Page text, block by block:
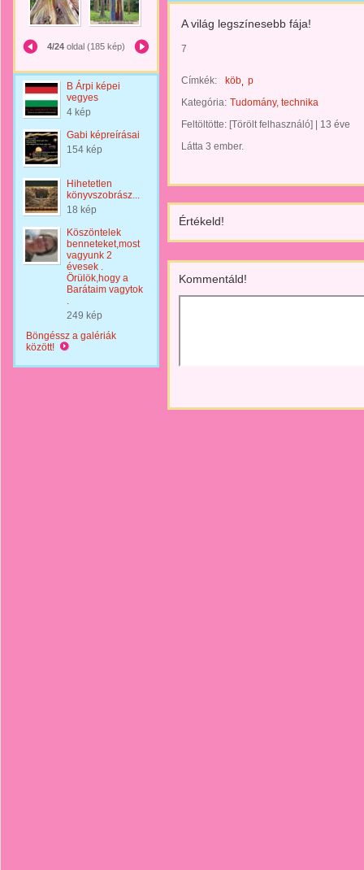
4/24 oldal (185 kép)
B Árpi képei
vegyes
4 kép
Gabi képreírásai
154 kép
Hihetetlen
könyvszobrász...
18 kép
Köszöntelek
benneteket,most
vagyunk 2
évesek .
Örülök,hogy a
Barátaim vagytok
.
249 kép
Böngéssz a galériák
között!
A világ legszínesebb fája!
7
Címkék: köb p
Kategória: Tudomány, technika
Feltöltötte: [Törölt felhasználó]
13 éve
Látta 3 ember.
Értékeld!
Kommentáld!